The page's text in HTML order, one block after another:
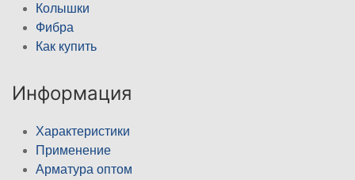
Колышки
Фибра
Как купить
Информация
Характеристики
Применение
Арматура оптом